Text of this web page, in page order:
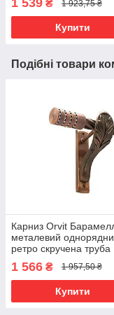
Мідь 19\16 мм 240 см
(6938888)
1 539 ₴ 1 923,75 ₴
Купити
Подібні товари
Карниз Orvit
металевий
ретро скручена труба
кільце металеве Мідь
мм 240 см (00-
1 566 ₴ 1 957,50 ₴
Купити